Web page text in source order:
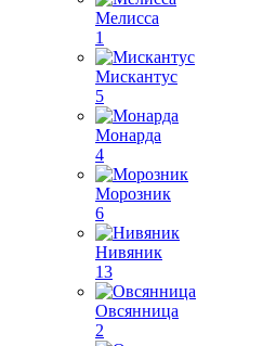
Мелисса
1
Мискантус
5
Монарда
4
Морозник
6
Нивяник
13
Овсянница
2